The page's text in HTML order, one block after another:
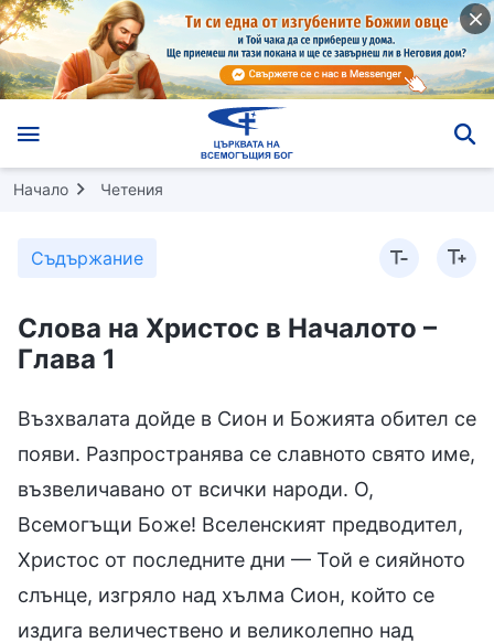
Начало Четения
Съдържание
Слова на Христос в Началото –
Глава 1
Възхвалата дойде в Сион и Божията обител се
появи. Разпространява се славното свято име,
възвеличавано от всички народи. О,
Всемогъщи Боже! Вселенският предводител,
Христос от последните дни — Той е сияйното
слънце, изгряло над хълма Сион, който се
издига величествено и великолепно над